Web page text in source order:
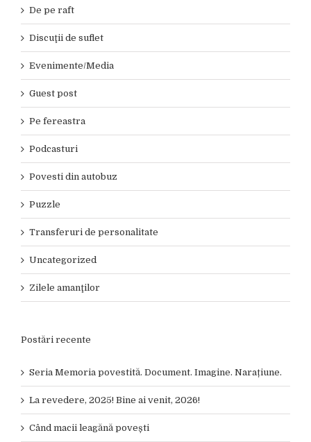
De pe raft
Discuţii de suflet
Evenimente/Media
Guest post
Pe fereastra
Podcasturi
Povesti din autobuz
Puzzle
Transferuri de personalitate
Uncategorized
Zilele amanţilor
Postări recente
Seria Memoria povestită. Document. Imagine. Narațiune.
La revedere, 2025! Bine ai venit, 2026!
Când macii leagănă povești